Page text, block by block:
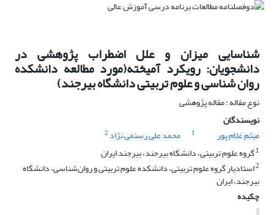
شناسایی میزان و علل اضطراب پژوهشی در
دانشجویان: رویکرد آمیخته(مورد مطالعه دانشکده
روان شناسی و علوم تربیتی دانشگاه بیرجند)
نوع مقاله : مقاله پژوهشی
نویسندگان
میثم غلام پور
1 محمد علی رستمی نژاد 2
1گروه علوم تربیتی، دانشگاه بیرجند، بیرجند ایران
2استادیار گروه علوم تربیتی، دانشکده علوم تربیتی و روان‌شناسی، دانشگاه
بیرجند، ایران
چکیده